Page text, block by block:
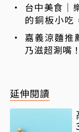
台中美食｜
的銅板小吃
甜甜圈一次
嘉義涼麵推
乃滋超涮嘴
延伸閱讀